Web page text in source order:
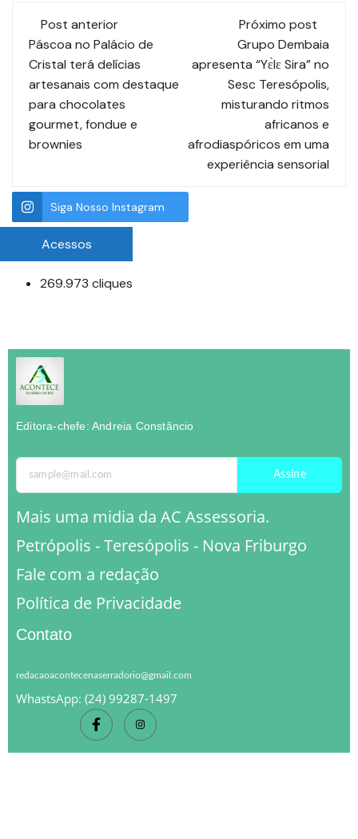
Post anterior
Páscoa no Palácio de
Cristal terá delícias
artesanais com destaque
para chocolates
gourmet, fondue e
brownies
Próximo post
Grupo Dembaia
apresenta “Yɛ̀lɛ Sira” no
Sesc Teresópolis,
misturando ritmos
africanos e
afrodiaspóricos em uma
experiência sensorial
Siga Nosso Instagram
Acessos
269.973 cliques
Editora-chefe: Andreia Constâncio
Assine
Mais uma midia da AC Assessoria.
Petrópolis - Teresópolis - Nova Friburgo
Fale com a redação
Política de Privacidade
Contato
redacaoacontecenaserradorio@gmail.com
WhastsApp: (24) 99287-1497